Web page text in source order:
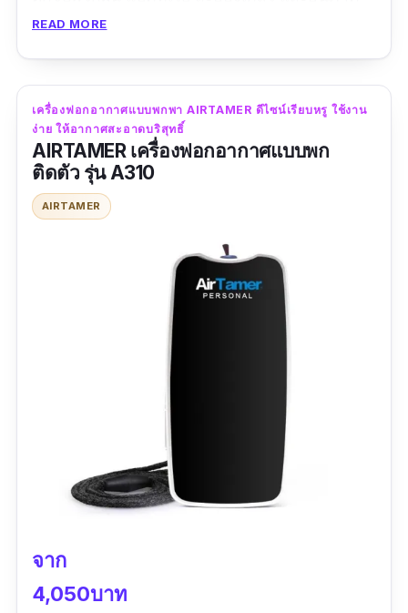
ควันบุหรี่ไม่ให้เข้าสู่ทางเดินหายใจ แถมได้รับการ
จับต้องได้ ซื้อติดตัวไว้สักเครื่องก็ดีนะคะ
รีวิว: ในเเง่ถ้าเอามากรองฝุ่นยังไม่เห็นผล เเต่ถ้า
ในเเง่ช่วยเรื่องจามจากภูมิแพ้มีส่วนช่วยลดการ
จามได้ครับจากประสบการณ์ด้วยตัวเองสามารถ
ป้องกันได้จริง แต่จะต้องสวมแมสก์ล้างมือแล้วก็
READ MORE
เครื่องฟอกอากาศแบบพกพา AIRTAMER ดีไซน์เรียบหรู ใช้งาน
ง่าย ให้อากาศสะอาดบริสุทธิ์
AIRTAMER เครื่องฟอกอากาศแบบพก
ติดตัว รุ่น A310
AIRTAMER
จาก
4,050บาท